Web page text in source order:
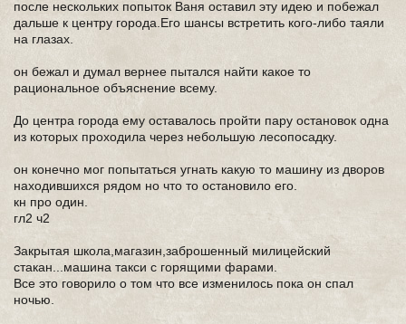
после нескольких попыток Ваня оставил эту идею и побежал
дальше к центру города.Его шансы встретить кого-либо таяли
на глазах.
он бежал и думал вернее пытался найти какое то
рациональное объяснение всему.
До центра города ему оставалось пройти пару остановок одна
из которых проходила через небольшую лесопосадку.
он конечно мог попытаться угнать какую то машину из дворов
находившихся рядом но что то остановило его.
кн про один.
гл2 ч2
Закрытая школа,магазин,заброшенный милицейский
стакан...машина такси с горящими фарами.
Все это говорило о том что все изменилось пока он спал
ночью.